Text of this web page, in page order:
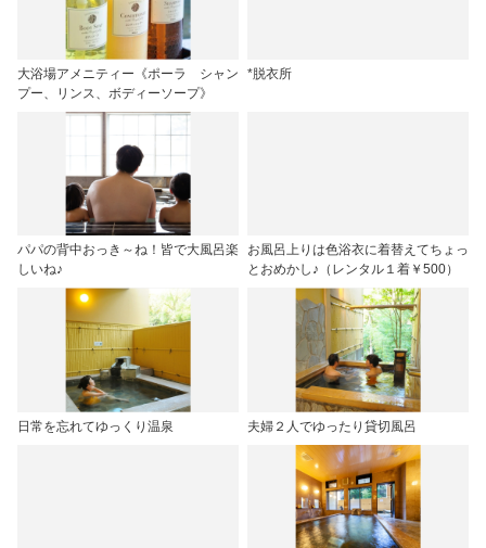
大浴場アメニティー《ポーラ シャン
プー、リンス、ボディーソープ》
*脱衣所
パパの背中おっき～ね！皆で大風呂楽
しいね♪
お風呂上りは色浴衣に着替えてちょっ
とおめかし♪（レンタル１着￥500）
日常を忘れてゆっくり温泉 夫婦２人でゆったり貸切風呂